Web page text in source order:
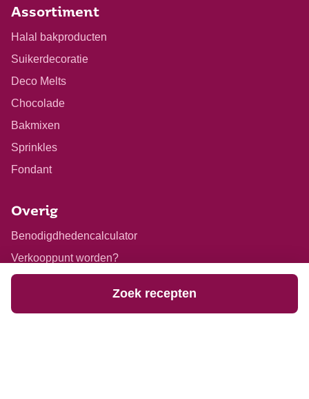
Zoek recepten
Assortiment
Halal bakproducten
Suikerdecoratie
Deco Melts
Chocolade
Bakmixen
Sprinkles
Fondant
Overig
Benodigdhedencalculator
Verkooppunt worden?
Samenwerkingen